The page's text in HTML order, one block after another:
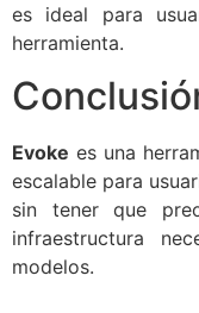
es ideal para
herramienta.
Evoke es una
escalable para
sin tener que
infraestructura
modelos.